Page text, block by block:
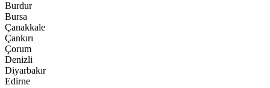
Burdur
Bursa
Çanakkale
Çankırı
Çorum
Denizli
Diyarbakır
Edirne